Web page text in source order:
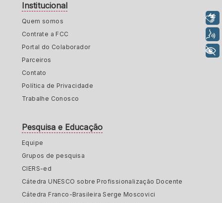
Institucional
Quem somos
Contrate a FCC
Portal do Colaborador
Parceiros
Contato
Política de Privacidade
Trabalhe Conosco
Pesquisa e Educação
Equipe
Grupos de pesquisa
CIERS-ed
Cátedra UNESCO sobre Profissionalização Docente
Cátedra Franco-Brasileira Serge Moscovici